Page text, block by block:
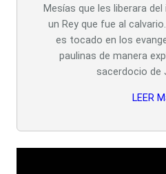
Mesías que les liberara
un Rey que fue al
es tocado en los
paulinas de manera
sacerdocio de
LEER